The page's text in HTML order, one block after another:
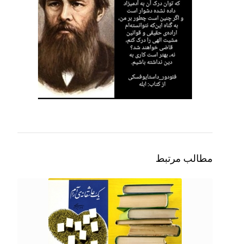
مطالب مرتبط